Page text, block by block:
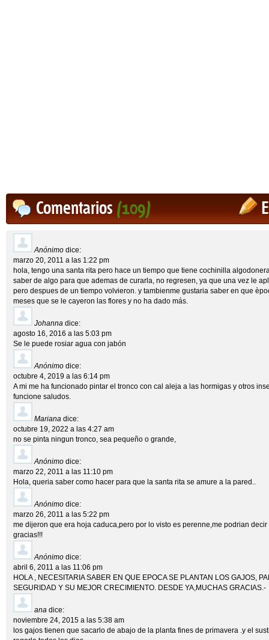
Comentarios(109)
Anónimo dice:
marzo 20, 2011 a las 1:22 pm
hola, tengo una santa rita pero hace un tiempo que tiene cochinilla
saber de algo para que ademas de curarla, no regresen, ya que una vez le
pero despues de un tiempo volvieron. y tambienme gustaria saber en que
meses que se le cayeron las flores y no ha dado más.
Johanna dice:
agosto 16, 2016 a las 5:03 pm
Se le puede rosiar agua con jabón
Anónimo dice:
octubre 4, 2019 a las 6:14 pm
A mi me ha funcionado pintar el tronco con cal aleja a las hormigas y otros
funcione saludos.
Mariana dice:
octubre 19, 2022 a las 4:27 am
no se pinta ningun tronco, sea pequeño o grande,
Anónimo dice:
marzo 22, 2011 a las 11:10 pm
Hola, queria saber como hacer para que la santa rita se amure a la pared..
Anónimo dice:
marzo 26, 2011 a las 5:22 pm
me dijeron que era hoja caduca,pero por lo visto es perenne,me podrian
gracias!!!
Anónimo dice:
abril 6, 2011 a las 11:06 pm
HOLA , NECESITARIA SABER EN QUE EPOCA SE PLANTAN LOS GAJOS,
SEGURIDAD Y SU MEJOR CRECIMIENTO. DESDE YA,MUCHAS GRACIAS.-
ana dice:
noviembre 24, 2015 a las 5:38 am
los gajos tienen que sacarlo de abajo de la planta fines de primavera .y el